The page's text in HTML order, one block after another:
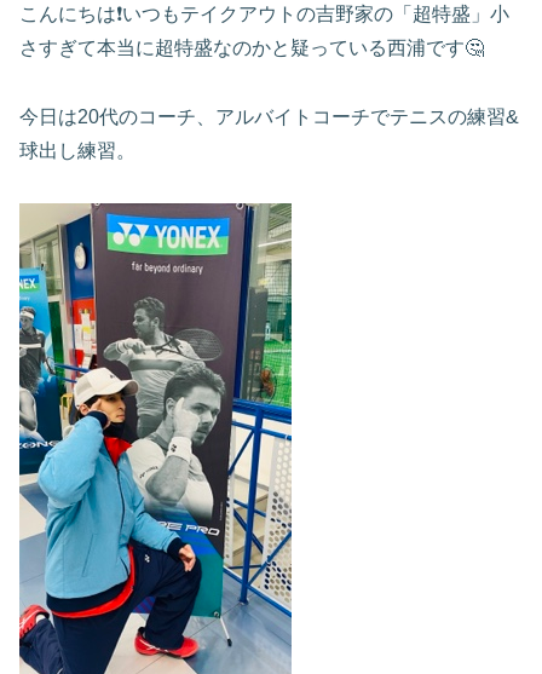
こんにちは❗️いつもテイクアウトの吉野家の「超特盛」小
さすぎて本当に超特盛なのかと疑っている西浦です🤔
今日は20代のコーチ、アルバイトコーチでテニスの練習&
球出し練習。